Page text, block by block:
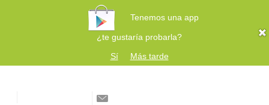
Tenemos una app
¿te gustaría probarla?
Sí
Más tarde